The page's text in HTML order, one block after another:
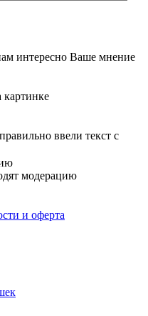
интересно Ваше мнение
картинке
ввели текст с
модерацию
и оферта